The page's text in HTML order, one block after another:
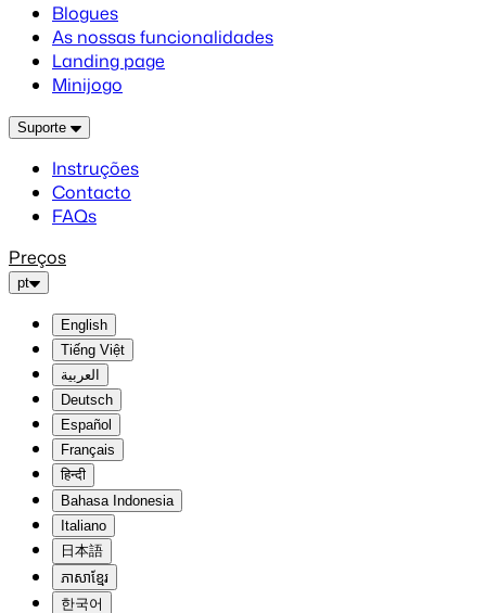
Blogues
As nossas funcionalidades
Landing page
Minijogo
Suporte
Instruções
Contacto
FAQs
Preços
pt
English
Tiếng Việt
العربية
Deutsch
Español
Français
हिन्दी
Bahasa Indonesia
Italiano
日本語
ភាសាខ្មែរ
한국어